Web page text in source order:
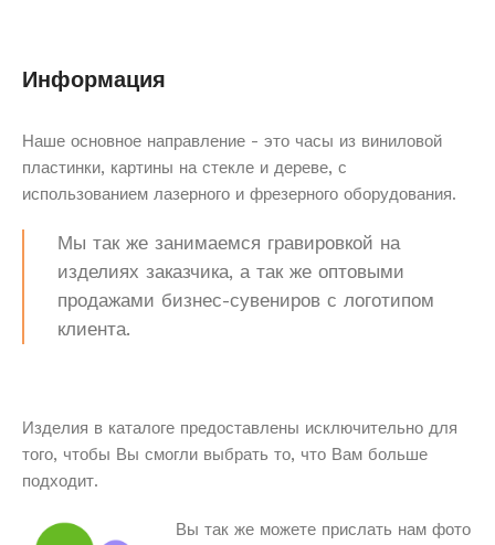
Информация
Наше основное направление - это часы из виниловой
пластинки, картины на стекле и дереве, с
использованием лазерного и фрезерного оборудования.
Мы так же занимаемся гравировкой на
изделиях заказчика, а так же оптовыми
продажами бизнес-сувениров с логотипом
клиента.
Изделия в каталоге предоставлены исключительно для
того, чтобы Вы смогли выбрать то, что Вам больше
подходит.
Вы так же можете прислать нам фото